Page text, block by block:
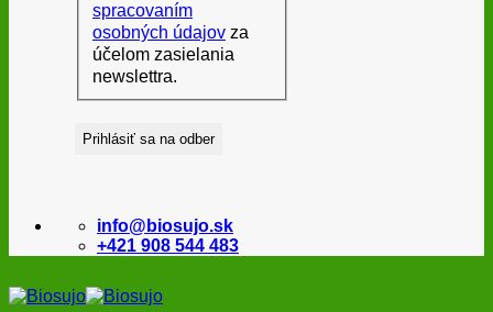
spracovaním
osobných údajov za
účelom zasielania
newslettra.
info@biosujo.sk
+421 908 544 483